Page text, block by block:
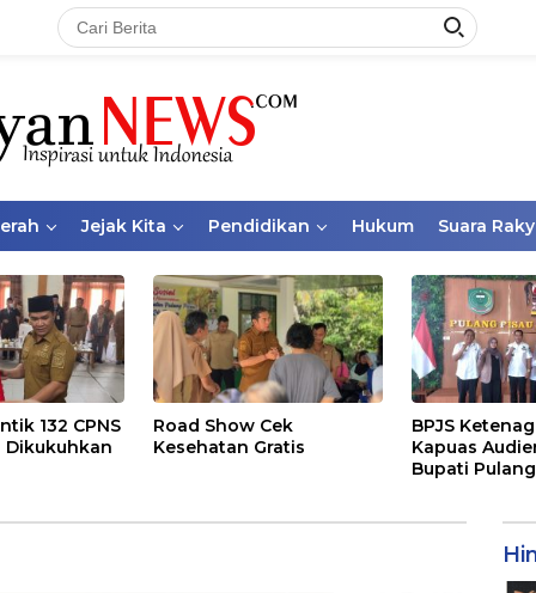
Jejak Kita Pendidikan Hukum Suara
132 CPNS
Dikukuhkan
Road Show Cek
Kesehatan Gratis
BPJS
Kapuas
Bupati